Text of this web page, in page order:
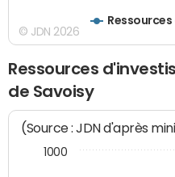
© JDN 2026
Ressources
de Savoisy
(Source : JDN d'après
1000